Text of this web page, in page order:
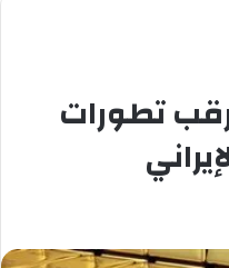
تطورات